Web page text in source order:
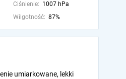
Ciśnienie: 1007 hPa
Wilgotność: 87%
umiarkowane, lekki